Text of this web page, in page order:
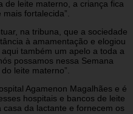
de leite materno, a criança fica
fortalecida”.
na tribuna, que a sociedade
à amamentação e elogiou
também um apelo a toda a
possamos nessa Semana
leite materno”.
Agamenon Magalhães e é
hospitais e bancos de leite
da lactante e fornecem os